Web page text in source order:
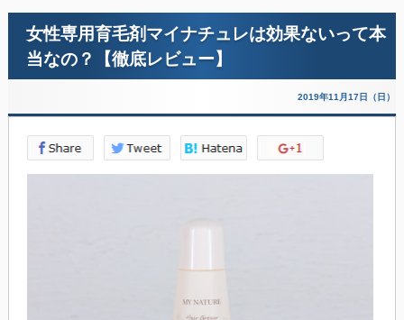
女性専用育毛剤マイナチュレは効果ないって本
当なの？【徹底レビュー】
2019年11月17日（日）